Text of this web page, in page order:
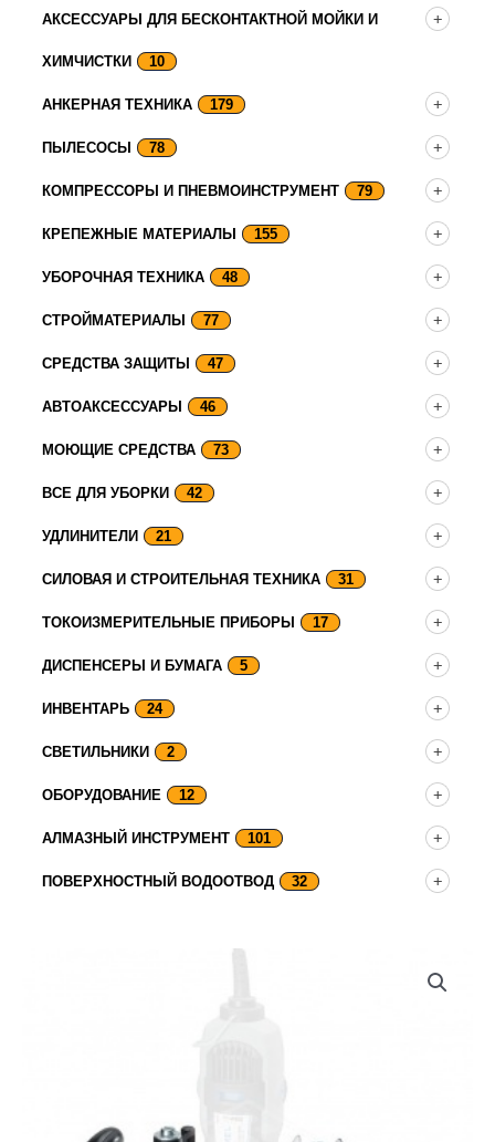
АКСЕССУАРЫ ДЛЯ БЕСКОНТАКТНОЙ МОЙКИ И
ХИМЧИСТКИ 10
АНКЕРНАЯ ТЕХНИКА 179
ПЫЛЕСОСЫ 78
КОМПРЕССОРЫ И ПНЕВМОИНСТРУМЕНТ 79
КРЕПЕЖНЫЕ МАТЕРИАЛЫ 155
УБОРОЧНАЯ ТЕХНИКА 48
СТРОЙМАТЕРИАЛЫ 77
СРЕДСТВА ЗАЩИТЫ 47
АВТОАКСЕССУАРЫ 46
МОЮЩИЕ СРЕДСТВА 73
ВСЕ ДЛЯ УБОРКИ 42
УДЛИНИТЕЛИ 21
СИЛОВАЯ И СТРОИТЕЛЬНАЯ ТЕХНИКА 31
ТОКОИЗМЕРИТЕЛЬНЫЕ ПРИБОРЫ 17
ДИСПЕНСЕРЫ И БУМАГА 5
ИНВЕНТАРЬ 24
СВЕТИЛЬНИКИ 2
ОБОРУДОВАНИЕ 12
АЛМАЗНЫЙ ИНСТРУМЕНТ 101
ПОВЕРХНОСТНЫЙ ВОДООТВОД 32